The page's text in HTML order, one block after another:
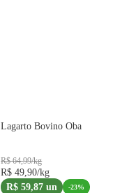
Lagarto Bovino Oba
R$ 64,99/kg
R$ 49,90/kg
R$ 59,87 un -23%